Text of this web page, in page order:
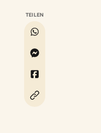
TEILEN